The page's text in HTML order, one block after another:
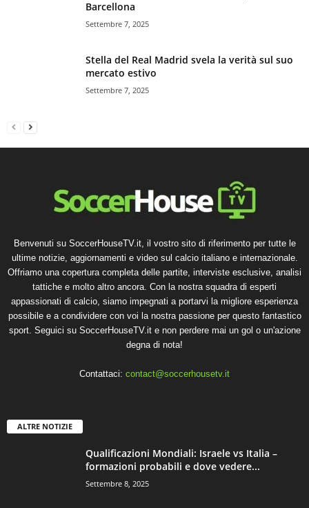
Barcellona
Settembre 7, 2025
Stella del Real Madrid svela la verità sul suo
mercato estivo
Settembre 7, 2025
Benvenuti su SoccerHouseTV.it, il vostro sito di riferimento per tutte le
ultime notizie, aggiornamenti e video sul calcio italiano e internazionale.
Offriamo una copertura completa delle partite, interviste esclusive, analisi
tattiche e molto altro ancora. Con la nostra squadra di esperti
appassionati di calcio, siamo impegnati a portarvi la migliore esperienza
possibile e a condividere con voi la nostra passione per questo fantastico
sport. Seguici su SoccerHouseTV.it e non perdere mai un gol o un'azione
degna di nota!
Contattaci: contact@soccerhousetv.it
ALTRE NOTIZIE
Qualificazioni Mondiali: Israele vs Italia –
formazioni probabili e dove vedere...
Settembre 8, 2025